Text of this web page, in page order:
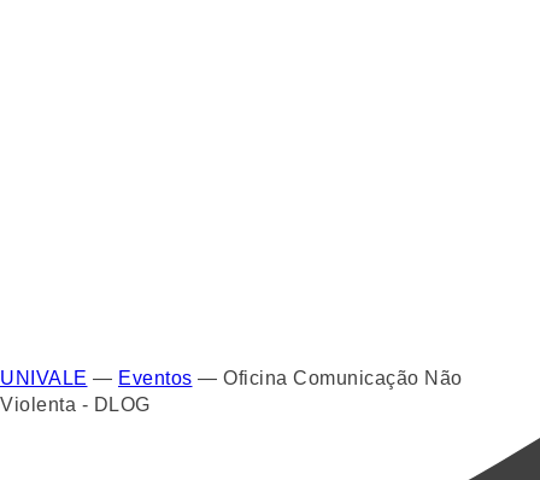
UNIVALE — Eventos — Oficina Comunicação Não
Violenta - DLOG